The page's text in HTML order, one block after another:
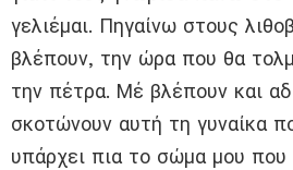
γελιέμαι. Πηγαίνω στους
βλέπουν, την ώρα που θα
την πέτρα. Μέ βλέπουν και
σκοτώνουν αυτή τη γυναίκα
υπάρχει πια το σώμα μου που